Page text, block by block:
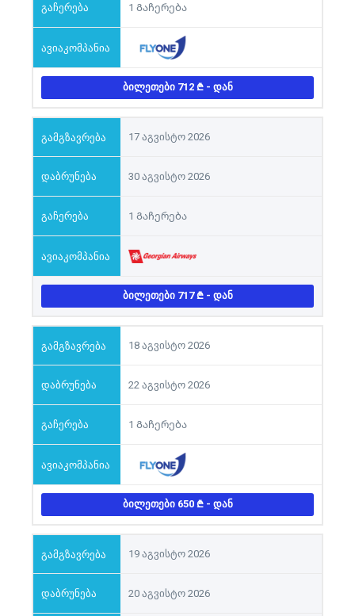
1 Გაჩერება
ᲑᲘᲚᲔᲗᲔᲑᲘ 712 - ᲓᲐᲜ
17 აგვისტო 2026
30 აგვისტო 2026
1 Გაჩერება
ᲑᲘᲚᲔᲗᲔᲑᲘ 717 - ᲓᲐᲜ
18 აგვისტო 2026
22 აგვისტო 2026
1 Გაჩერება
ᲑᲘᲚᲔᲗᲔᲑᲘ 650 - ᲓᲐᲜ
19 აგვისტო 2026
20 აგვისტო 2026